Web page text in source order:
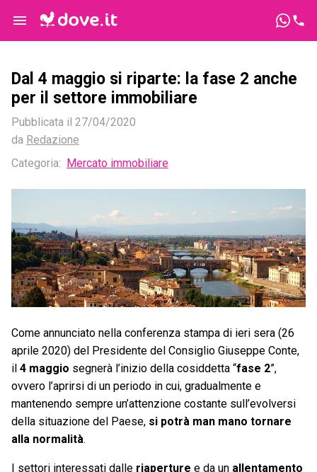
Dal 4 maggio si riparte: la fase 2 anche
per il settore immobiliare
Pubblicata il 27/04/2020
da Redazione
Categoria:
Mercato immobiliare
Come annunciato nella conferenza stampa di ieri sera (26
aprile 2020) del Presidente del Consiglio Giuseppe Conte,
il 4 maggio segnerà l’inizio della cosiddetta “fase 2”,
ovvero l’aprirsi di un periodo in cui, gradualmente e
mantenendo sempre un’attenzione costante sull’evolversi
della situazione del Paese, si potrà man mano tornare
alla normalità.
I settori interessati dalle riaperture e da un allentamento